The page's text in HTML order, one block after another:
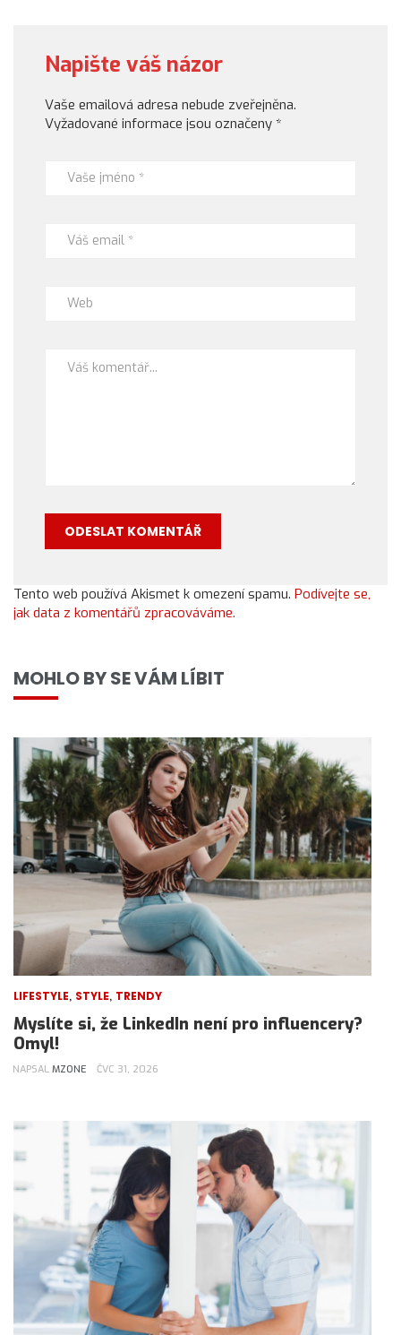
Napište váš názor
Vaše emailová adresa nebude zveřejněna.
Vyžadované informace jsou označeny *
Tento web používá Akismet k omezení spamu. Podívejte se,
jak data z komentářů zpracováváme.
MOHLO BY SE VÁM LÍBIT
LIFESTYLE, STYLE, TRENDY
Myslíte si, že LinkedIn není pro influencery?
Omyl!
NAPSAL MZONE ČVC 31, 2026